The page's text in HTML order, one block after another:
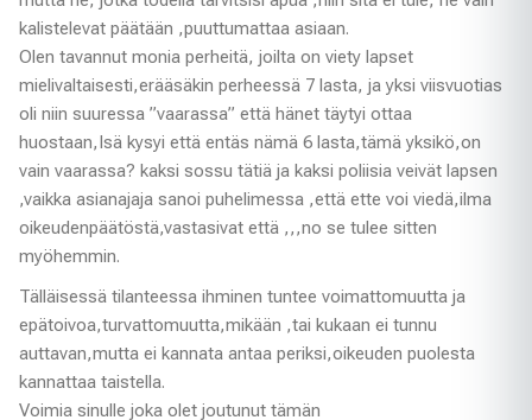
kalistelevat päätään ,puuttumattaa asiaan.
Olen tavannut monia perheitä, joilta on viety lapset
mielivaltaisesti,erääsäkin perheessä 7 lasta, ja yksi viisvuotias
oli niin suuressa ”vaarassa” että hänet täytyi ottaa
huostaan,Isä kysyi että entäs nämä 6 lasta,tämä yksikö,on
vain vaarassa? kaksi sossu tätiä ja kaksi poliisia veivät lapsen
,vaikka asianajaja sanoi puhelimessa ,että ette voi viedä,ilma
oikeudenpäätöstä,vastasivat että ,,,no se tulee sitten
myöhemmin.
Tälläisessä tilanteessa ihminen tuntee voimattomuutta ja
epätoivoa,turvattomuutta,mikään ,tai kukaan ei tunnu
auttavan,mutta ei kannata antaa periksi,oikeuden puolesta
kannattaa taistella.
Voimia sinulle joka olet joutunut tämän